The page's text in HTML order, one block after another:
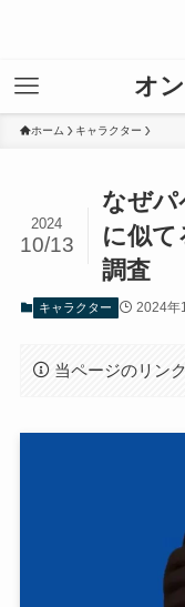
オ
ホーム キャラクター
なぜ
に似て
調査
2024
10/13
キャラクター 2024年
当ページのリン